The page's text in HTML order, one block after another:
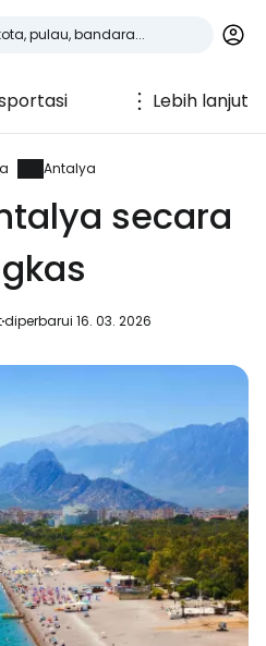
Lebih lanjut
Antalya
secara
diperbarui 16. 03. 2026
Cestee
di seluruh dunia
dengan Google
Facebook